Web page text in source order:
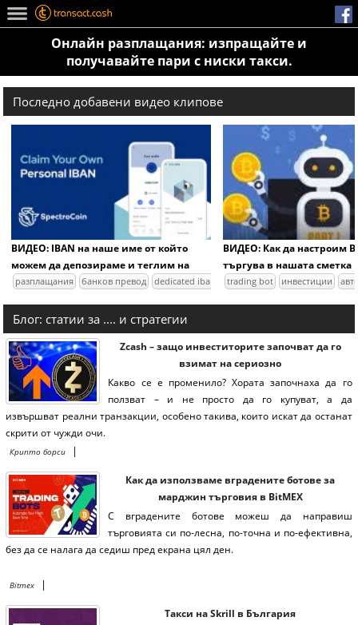
Онлайн разплащания: изпращайте и
получавайте пари с ниски такси.
Последно добавени видео клипове
ВИДЕО: IBAN на наше име от който
можем да депозираме и теглим на
крипто борси
разплащания банков превод dedicated iban
ВИДЕО: Как да настроим
търгува в нашата сметка
trading bot инвестиции
Блог: статии за .... и стратегии
Zcash – защо инвеститорите започват да го
взимат на сериозно
Какво се е променило? Хората започнаха да го
ползват – и не просто да го купуват, а да
извършват реални транзакции, особено такива, които искат да останат
скрити от чужди очи.
Крипто борси |
Как да използваме вградените ботове за
марджин търговия в BitMEX
С вградените ботове можеш да направиш
търговията си по-лесна, по-точна и по-ефективна,
без да се налага да седиш пред екрана цял ден.
Bitmex |
Такси на Skrill в България